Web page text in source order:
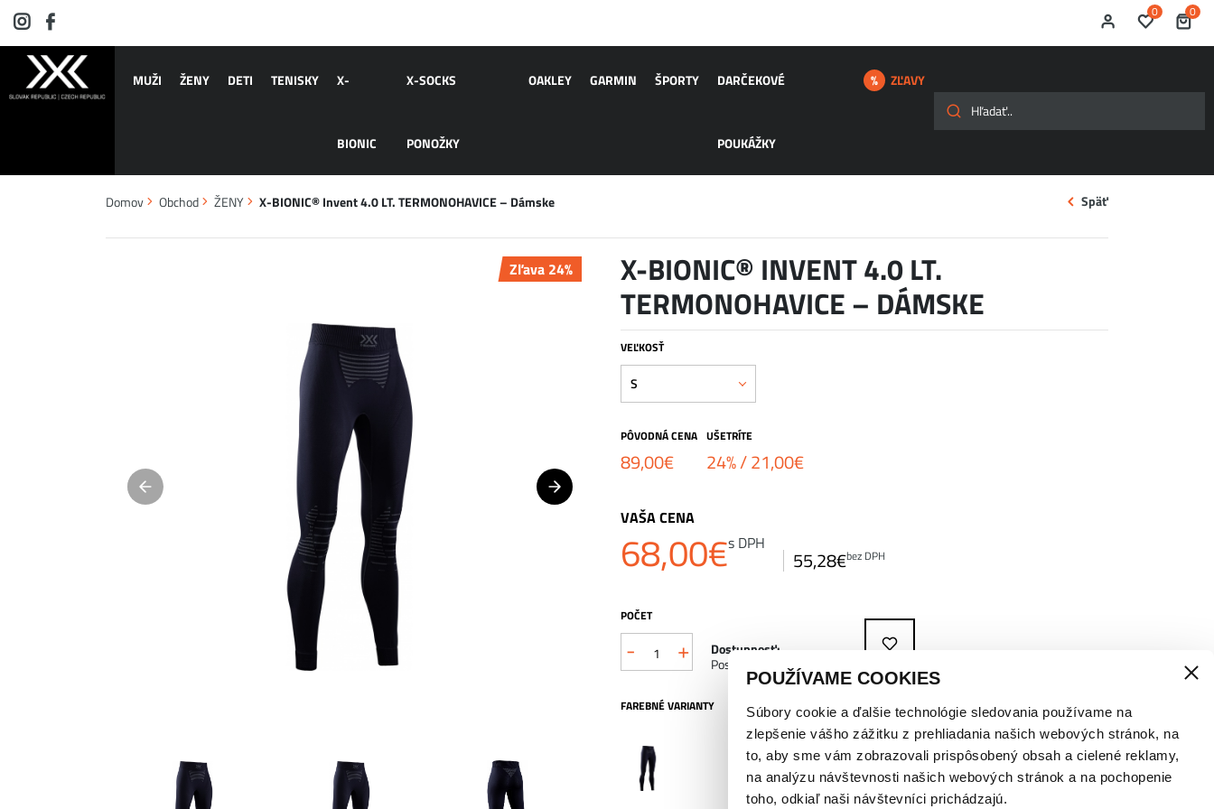
POUŽÍVAME COOKIES
Súbory cookie a ďalšie technológie sledovania používame na
zlepšenie vášho zážitku z prehliadania našich webových stránok, na
to, aby sme vám zobrazovali prispôsobený obsah a cielené reklamy,
na analýzu návštevnosti našich webových stránok a na pochopenie
toho, odkiaľ naši návštevníci prichádzajú.
0 0
MUŽI ŽENY DETI TENISKY X-
BIONIC
X-SOCKS
PONOŽKY
OAKLEY GARMIN ŠPORTY DARČEKOVÉ
POUKÁŽKY
ZĽAVY
Domov Obchod ŽENY X-BIONIC® Invent 4.0 LT. TERMONOHAVICE – Dámske Späť
Zľava 24% X-BIONIC® INVENT 4.0 LT.
TERMONOHAVICE – DÁMSKE
VEĽKOSŤ
S
PÔVODNÁ CENA
89,00€
UŠETRÍTE
24% /21,00€
VAŠA CENA
68,00€s DPH
55,28€bez DPH
POČET
- +
Dostupnosť:
Posledný kus na sklade!
FAREBNÉ VARIANTY